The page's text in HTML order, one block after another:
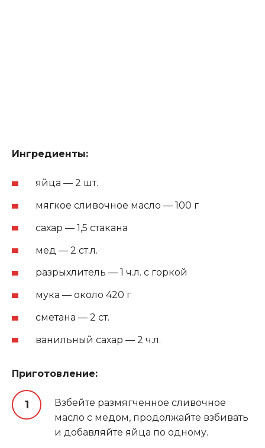
Ингредиенты:
яйца — 2 шт.
мягкое сливочное масло — 100 г
сахар — 1,5 стакана
мед — 2 ст.л.
разрыхлитель — 1 ч.л. с горкой
мука — около 420 г
сметана — 2 ст.
ванильный сахар — 2 ч.л.
Приготовление:
Взбейте размягченное сливочное
масло с медом, продолжайте взбивать
и добавляйте яйца по одному.